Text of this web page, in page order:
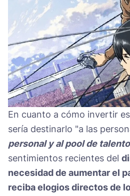
En cuanto a cómo invertir
sería destinarlo "a las
personal y al pool de
sentimientos recientes del
necesidad de aumentar el
reciba elogios directos de